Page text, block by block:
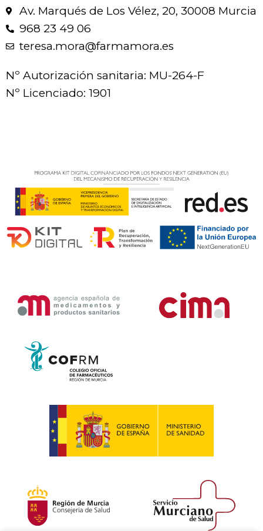
Av. Marqués de Los Vélez, 20, 30008 Murcia
968 23 49 06
teresa.mora@farmamora.es
Nº Autorización sanitaria: MU-264-F
Nº Licenciado: 1901